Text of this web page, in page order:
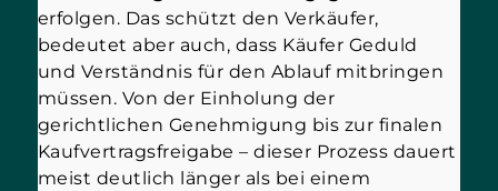
erfolgen. Das schützt den Verkäufer,
bedeutet aber auch, dass Käufer Geduld
und Verständnis für den Ablauf mitbringen
müssen. Von der Einholung der
gerichtlichen Genehmigung bis zur finalen
Kaufvertragsfreigabe – dieser Prozess dauert
meist deutlich länger als bei einem